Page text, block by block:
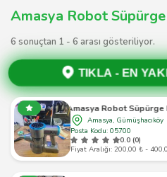
Amasya Robot
6 sonuçtan 1 - 6 arası gösteriliyor.
TIKLA -EN
Amasya Robot Süpürge
Amasya, Gümüşhacıköy
Posta Kodu: 05700
0.0 (0)
Fiyat Aralığı: 200,00 ₺ -